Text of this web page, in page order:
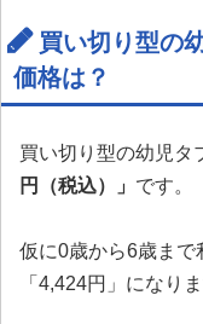
買い切り型の
価格は？
買い切り型の幼児タ
円（税込）」 です。
仮に0歳から6歳まで
「4,424円」になり